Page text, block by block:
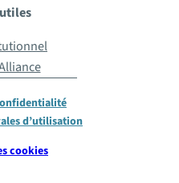
d’utilisation
cookies